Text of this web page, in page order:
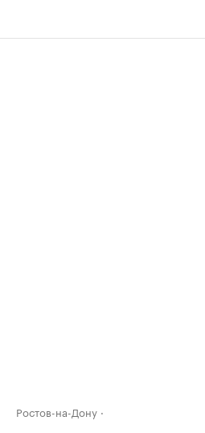
Ростов-на-Дону